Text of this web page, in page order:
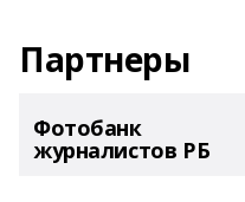
Партнеры
Фотобанк
журналистов РБ